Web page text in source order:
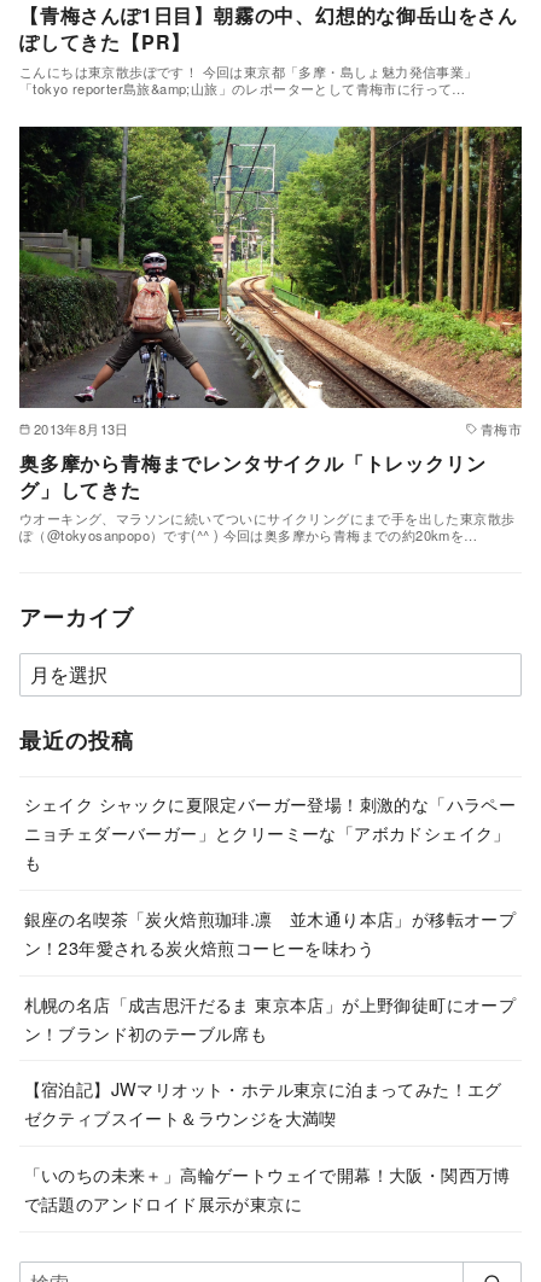
【青梅さんぽ1日目】朝霧の中、幻想的な御岳山をさん
ぽしてきた【PR】
こんにちは東京散歩ぽです！ 今回は東京都「多摩・島しょ魅力発信事業」
「tokyo reporter島旅&amp;山旅」のレポーターとして青梅市に行って…
2013年8月13日 青梅市
奥多摩から青梅までレンタサイクル「トレックリン
グ」してきた
ウオーキング、マラソンに続いてついにサイクリングにまで手を出した東京散歩
ぽ（@tokyosanpopo）です(^^ ) 今回は奥多摩から青梅までの約20kmを…
アーカイブ
ア
ー
カ
ブ
最近の投稿
シェイク シャックに夏限定バーガー登場！刺激的な「ハラペー
ニョチェダーバーガー」とクリーミーな「アボカドシェイク」
も
銀座の名喫茶「炭火焙煎珈琲.凛 並木通り本店」が移転オープ
ン！23年愛される炭火焙煎コーヒーを味わう
札幌の名店「成吉思汗だるま 東京本店」が上野御徒町にオープ
ン！ブランド初のテーブル席も
【宿泊記】JWマリオット・ホテル東京に泊まってみた！エグ
ゼクティブスイート＆ラウンジを大満喫
「いのちの未来＋」高輪ゲートウェイで開幕！大阪・関西万博
で話題のアンドロイド展示が東京に